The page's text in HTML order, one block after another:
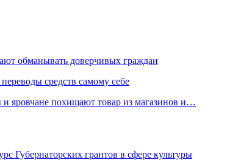
обманывать доверчивых граждан
средств самому себе
и яровчане похищают товар из магазинов и…
Губернаторских грантов в сфере культуры